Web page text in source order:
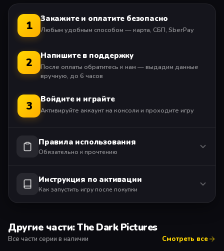
В The Devil In Me группа документалистов получает
таинственный звонок с приглашением в современную
копию Замка убийств маньяка Г. Г. Холмса. По прибытии
съёмочная группа обнаруживает, что за ними
наблюдают, а их действиями пытаются управлять, и на
кону оказывается гораздо больше, чем просто рейтинг
их шоу.
С чего бы вы ни начали, не играйте в одиночку!
Сетевая многопользовательская игра (2 игрока).
Требуется оплаченная подписка на PlayStation Plus.
1 Закажите и оплатите безопасно
Любым удобным способом — карта, СБП, SberPay
2 Напишите в поддержку
После оплаты обратитесь к нам — выдадим данные
вручную, до 6 часов
3 Войдите и играйте
Активируйте аккаунт на консоли и проходите игру
Правила использования
Обязательно к прочтению
Инструкция по активации
Как запустить игру после покупки
Другие части: The Dark Pictures
Все части серии в наличии Смотреть все